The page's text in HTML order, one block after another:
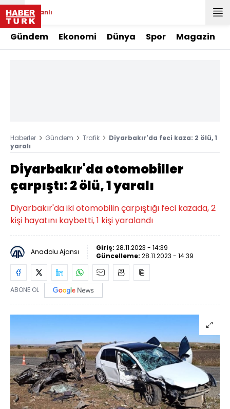
Canlı
Gündem Ekonomi Dünya Spor Magazin
Haberler Gündem Trafik
Diyarbakır'da feci kaza: 2 ölü, 1
yaralı
Diyarbakır'da otomobiller
çarpıştı: 2 ölü, 1 yaralı
Diyarbakır'da iki otomobilin çarpıştığı feci kazada, 2
kişi hayatını kaybetti, 1 kişi yaralandı
Anadolu Ajansı Giriş: 28.11.2023 - 14:39
Güncelleme: 28.11.2023 - 14:39
ABONE OL